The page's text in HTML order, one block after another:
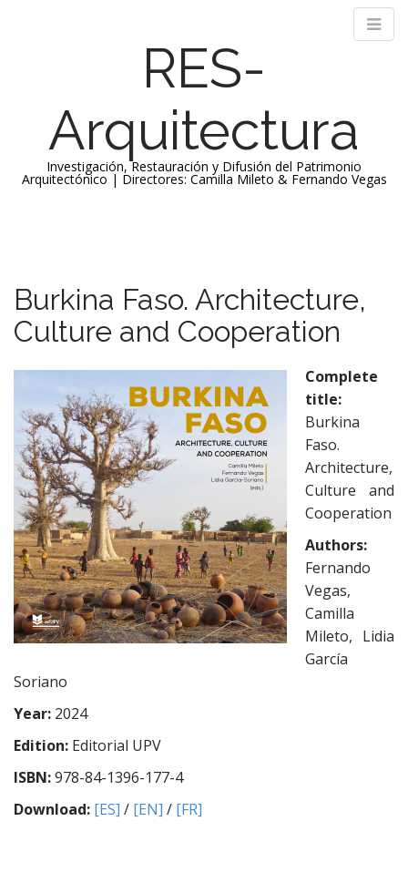
RES-
Arquitectura
Investigación, Restauración y Difusión del Patrimonio
Arquitectónico | Directores: Camilla Mileto & Fernando Vegas
n
m
e
t
o
c
n
e
n
t
Burkina Faso. Architecture,
Culture and Cooperation
Complete
title:
Burkina
Faso.
Architecture,
Culture and
Cooperation
Authors:
Fernando
Vegas,
Camilla
Mileto, Lidia
García
Soriano
Year: 2024
Edition: Editorial UPV
ISBN:978-84-1396-177-4
Download: [ES] / [EN] / [FR]